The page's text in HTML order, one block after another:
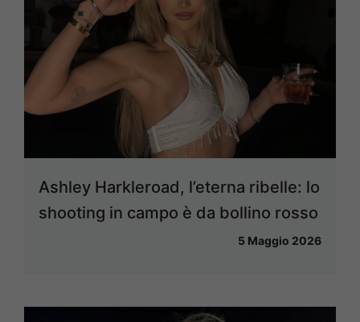
Ashley Harkleroad, l’eterna ribelle: lo
shooting in campo è da bollino rosso
5 Maggio 2026